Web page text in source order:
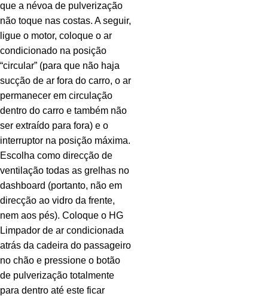
que a névoa de pulverização
não toque nas costas. A seguir,
ligue o motor, coloque o ar
condicionado na posição
“circular” (para que não haja
sucção de ar fora do carro, o ar
permanecer em circulação
dentro do carro e também não
ser extraído para fora) e o
interruptor na posição máxima.
Escolha como direcção de
ventilação todas as grelhas no
dashboard (portanto, não em
direcção ao vidro da frente,
nem aos pés). Coloque o HG
Limpador de ar condicionada
atrás da cadeira do passageiro
no chão e pressione o botão
de pulverização totalmente
para dentro até este ficar